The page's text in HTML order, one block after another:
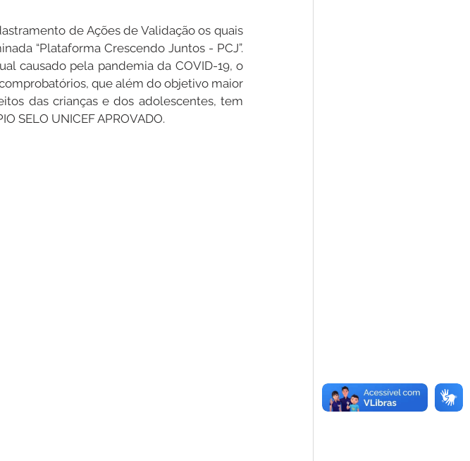
de Ações de Validação os quais
“Plataforma Crescendo Juntos - PCJ”.
causado pela pandemia da COVID-19, o
que além do objetivo maior
das crianças e dos adolescentes, tem
SELO UNICEF APROVADO.